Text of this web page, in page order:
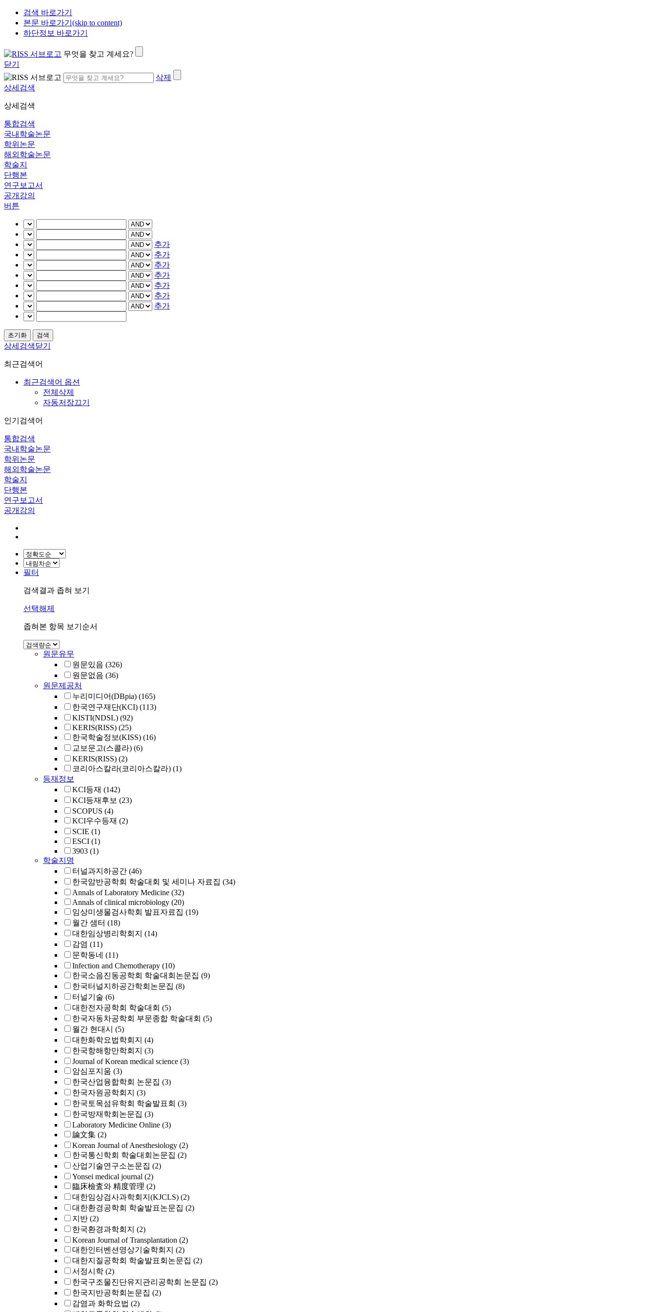
검색 바로가기
본문 바로가기(skip to content)
하단정보 바로가기
무엇을 찾고 계세요?
닫기
삭제
상세검색
상세검색
통합검색
국내학술논문
학위논문
해외학술논문
학술지
단행본
연구보고서
공개강의
버튼
추가
추가
추가
추가
추가
추가
추가
상세검색닫기
최근검색어
최근검색어 옵션
전체삭제
자동저장끄기
인기검색어
통합검색
국내학술논문
학위논문
해외학술논문
학술지
단행본
연구보고서
공개강의
필터
검색결과 좁혀 보기
선택해제
좁혀본 항목 보기순서
원문유무
원문있음 (326)
원문없음 (36)
원문제공처
누리미디어(DBpia) (165)
한국연구재단(KCI) (113)
KISTI(NDSL) (92)
KERIS(RISS) (25)
한국학술정보(KISS) (16)
교보문고(스콜라) (6)
KERIS(RISS) (2)
코리아스칼라(코리아스칼라) (1)
등재정보
KCI등재 (142)
KCI등재후보 (23)
SCOPUS (4)
KCI우수등재 (2)
SCIE (1)
ESCI (1)
3903 (1)
학술지명
터널과지하공간 (46)
한국암반공학회 학술대회 및 세미나 자료집 (34)
Annals of Laboratory Medicine (32)
Annals of clinical microbiology (20)
임상미생물검사학회 발표자료집 (19)
월간 샘터 (18)
대한임상병리학회지 (14)
감염 (11)
문학동네 (11)
Infection and Chemotherapy (10)
한국소음진동공학회 학술대회논문집 (9)
한국터널지하공간학회논문집 (8)
터널기술 (6)
대한전자공학회 학술대회 (5)
한국자동차공학회 부문종합 학술대회 (5)
월간 현대시 (5)
대한화학요법학회지 (4)
한국항해항만학회지 (3)
Journal of Korean medical science (3)
암심포지움 (3)
한국산업융합학회 논문집 (3)
한국자원공학회지 (3)
한국토목섬유학회 학술발표회 (3)
한국방재학회논문집 (3)
Laboratory Medicine Online (3)
論文集 (2)
Korean Journal of Anesthesiology (2)
한국통신학회 학술대회논문집 (2)
산업기술연구소논문집 (2)
Yonsei medical journal (2)
臨床檢査와 精度管理 (2)
대한임상검사과학회지(KJCLS) (2)
대한환경공학회 학술발표논문집 (2)
지반 (2)
한국환경과학회지 (2)
Korean Journal of Transplantation (2)
대한인터벤션영상기술학회지 (2)
대한지질공학회 학술발표회논문집 (2)
서정시학 (2)
한국구조물진단유지관리공학회 논문집 (2)
한국지반공학회논문집 (2)
감염과 화학요법 (2)